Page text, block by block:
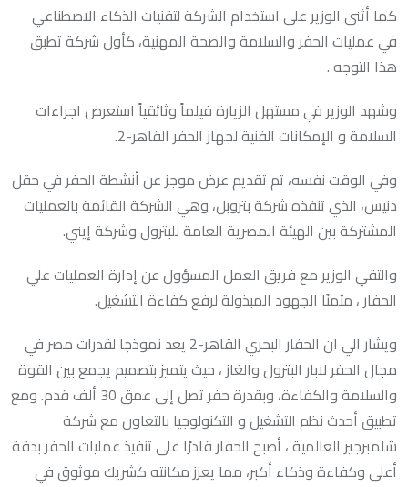
كما أثنى الوزير على استخدام الشركة لتقنيات الذكاء الاصطناعي
في عمليات الحفر والسلامة والصحة المهنية، كأول شركة تطبق
هذا التوجه .
وشهد الوزير في مستهل الزيارة فيلماً وثائقياً استعرض اجراءات
السلامة و الإمكانات الفنية لجهاز الحفر القاهر-2.
وفي الوقت نفسه، تم تقديم عرض موجز عن أنشطة الحفر في حقل
دنيس، الذي تنفذه شركة بتروبل، وهي الشركة القائمة بالعمليات
المشتركة بين الهيئة المصرية العامة للبترول وشركة إيني.
والتقي الوزير مع فريق العمل المسؤول عن إدارة العمليات علي
الحفار ، مثمنًا الجهود المبذولة لرفع كفاءة التشغيل.
ويشار الي ان الحفار البحري القاهر-2 يعد نموذجا لقدرات مصر في
مجال الحفر لابار البترول والغاز ، حيث يتميز بتصميم يجمع بين القوة
والسلامة والكفاءة، وبقدرة حفر تصل إلى عمق 30 ألف قدم. ومع
تطبيق أحدث نظم التشغيل و التكنولوجيا بالتعاون مع شركة
شلمبرجير العالمية ، أصبح الحفار قادرًا على تنفيذ عمليات الحفر بدقة
أعلى وكفاءة وذكاء أكبر، مما يعزز مكانته كشريك موثوق في